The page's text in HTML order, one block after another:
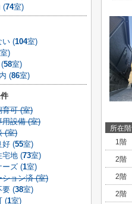
所在階
1階
2階
2階
2階
(74室)
い (104室)
室)
58室)
(86室)
可 (室)
設備 (室)
(室)
好 (55室)
宅地 (73室)
ーズ (1室)
ョン済 (室)
要 (38室)
(1室)